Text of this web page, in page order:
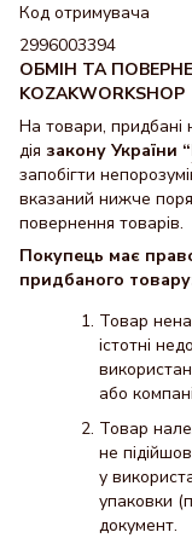
Код отримувача
2996003394
ОБМІН ТА
KOZAKWORKSHOP
На товари, придбані
дія закону України “
запобігти
вказаний нижче
повернення товарів.
Покупець має
придбаного
Товар
істотні
або
Товар
не
у
упаковки
документ.